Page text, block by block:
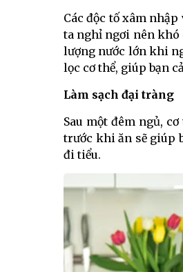
Các độc tố xâm
ta nghỉ ngơi nên khó
lượng nước lớn khi
lọc cơ thể, giúp bạn
Làm sạch đại tràng
Sau một đêm ngủ,
trước khi ăn sẽ giúp
đi tiểu.